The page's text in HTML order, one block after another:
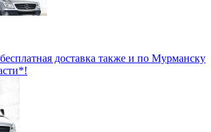
доставка также и по Мурманску